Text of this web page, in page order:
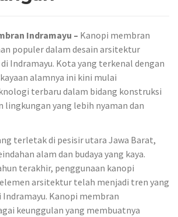
Indramayu – Kanopi membran
populer dalam desain arsitektur
Indramayu. Kota yang terkenal dengan
alamnya ini kini mulai
terbaru dalam bidang konstruksi
lingkungan yang lebih nyaman dan
terletak di pesisir utara Jawa Barat,
alam dan budaya yang kaya.
terakhir, penggunaan kanopi
arsitektur telah menjadi tren yang
Kanopi membran
keunggulan yang membuatnya